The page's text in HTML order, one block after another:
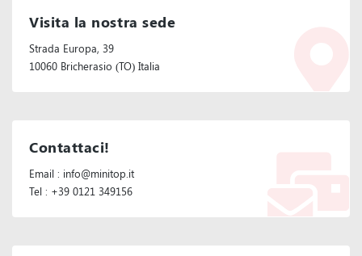
Visita la nostra sede
Strada Europa, 39
10060 Bricherasio (TO) Italia
Contattaci!
Email : info@minitop.it
Tel : +39 0121 349156